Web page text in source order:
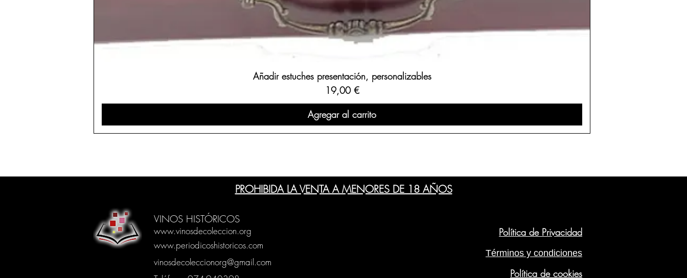
Añadir estuches presentación, personalizables
Precio
19,00 €
Agregar al carrito
PROHIBIDA LA VENTA A MENORES DE 18 AÑOS
VINOS HISTÓRICOS
www.vinosdecoleccion.org
www.periodicoshistoricos.com
vinosdecoleccionorg@gmail.com
Política de Privacidad
Términos y condiciones
Política de cookies